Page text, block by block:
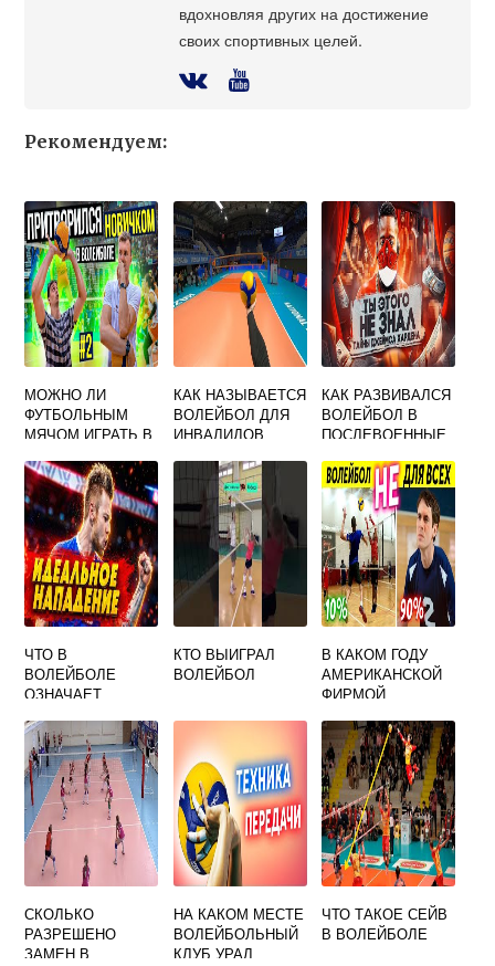
вдохновляя других на достижение
своих спортивных целей.
Рекомендуем:
МОЖНО ЛИ
ФУТБОЛЬНЫМ
МЯЧОМ ИГРАТЬ В
КАК НАЗЫВАЕТСЯ
ВОЛЕЙБОЛ ДЛЯ
ИНВАЛИДОВ
КАК РАЗВИВАЛСЯ
ВОЛЕЙБОЛ В
ПОСЛЕВОЕННЫЕ
ЧТО В
ВОЛЕЙБОЛЕ
ОЗНАЧАЕТ
КТО ВЫИГРАЛ
ВОЛЕЙБОЛ
В КАКОМ ГОДУ
АМЕРИКАНСКОЙ
ФИРМОЙ
ИЗГОТОВЛЕНЫ
ПЕРВЫЕ
ВОЛЕЙБОЛЬНЫЕ
МЯЧИ
СКОЛЬКО
РАЗРЕШЕНО
ЗАМЕН В
НА КАКОМ МЕСТЕ
ВОЛЕЙБОЛЬНЫЙ
КЛУБ УРАЛ
ЧТО ТАКОЕ СЕЙВ
В ВОЛЕЙБОЛЕ